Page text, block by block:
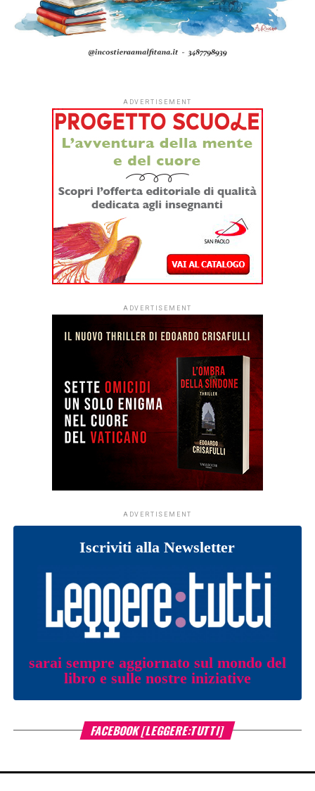
ADVERTISEMENT
ADVERTISEMENT
ADVERTISEMENT
Iscriviti alla Newsletter
sarai sempre aggiornato sul mondo del
libro e sulle nostre iniziative
FACEBOOK [LEGGERE:TUTTI]